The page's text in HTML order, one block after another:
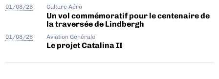
01/08/26 Culture Aéro
Un vol commémoratif pour le centenaire de
la traversée de Lindbergh
01/08/26 Aviation Générale
Le projet Catalina II